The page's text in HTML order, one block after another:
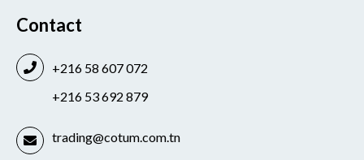
Contact
+216 58 607 072
+216 53 692 879
trading@cotum.com.tn